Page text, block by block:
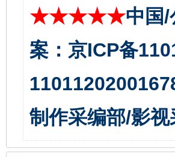
★★★★★中国/
案：京ICP备
制作采编部/影
千年窑火 生生不息